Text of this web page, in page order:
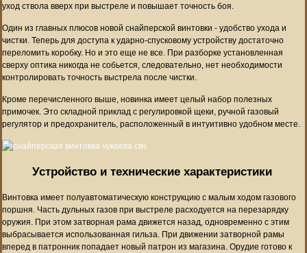
уход ствола вверх при выстреле и повышает точность боя.
Один из главных плюсов новой снайперской винтовки - удобство ухода и
чистки. Теперь для доступа к ударно-спусковому устройству достаточно
переломить коробку. Но и это еще не все. При разборке установленная
сверху оптика никогда не собьется, следовательно, нет необходимости
контролировать точность выстрела после чистки.
Кроме перечисленного выше, новинка имеет целый набор полезных
примочек. Это складной приклад с регулировкой щеки, ручной газовый
регулятор и предохранитель, расположенный в интуитивно удобном месте.
Устройство и технические характеристики
Винтовка имеет полуавтоматическую конструкцию с малым ходом газового
поршня. Часть дульных газов при выстреле расходуется на перезарядку
оружия. При этом затворная рама движется назад, одновременно с этим
выбрасывается использованная гильза. При движении затворной рамы
вперед в патронник попадает новый патрон из магазина. Орудие готово к